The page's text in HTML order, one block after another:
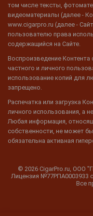
том числе тексты,
видеоматериалы (далее -
www.cigarpro.ru (далее -
пользователю права
содержащийся на Сайте.
Воспроизведение
частного и личного
использование копий для
запрещено.
Распечатка или загрузка
личного использования, а
Любая информация,
собственности, не может
обязательна активная
© 2026 CigarPro.ru, ООО
Лицензия №77РПА0003933 c
Все